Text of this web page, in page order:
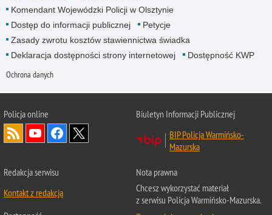
Komendant Wojewódzki Policji w Olsztynie
Dostęp do informacji publicznej
Petycje
Zasady zwrotu kosztów stawiennictwa świadka
Deklaracja dostępności strony internetowej
Dostępność KWP
Ochrona danych
Policja online
Biuletyn Informacji Publicznej
BIP Policja Warmińsko-
Mazurska
Redakcja serwisu
Kontakt z redakcją
Nota prawna
Chcesz wykorzystać materiał
z serwisu Policja Warmińsko-Mazurska.